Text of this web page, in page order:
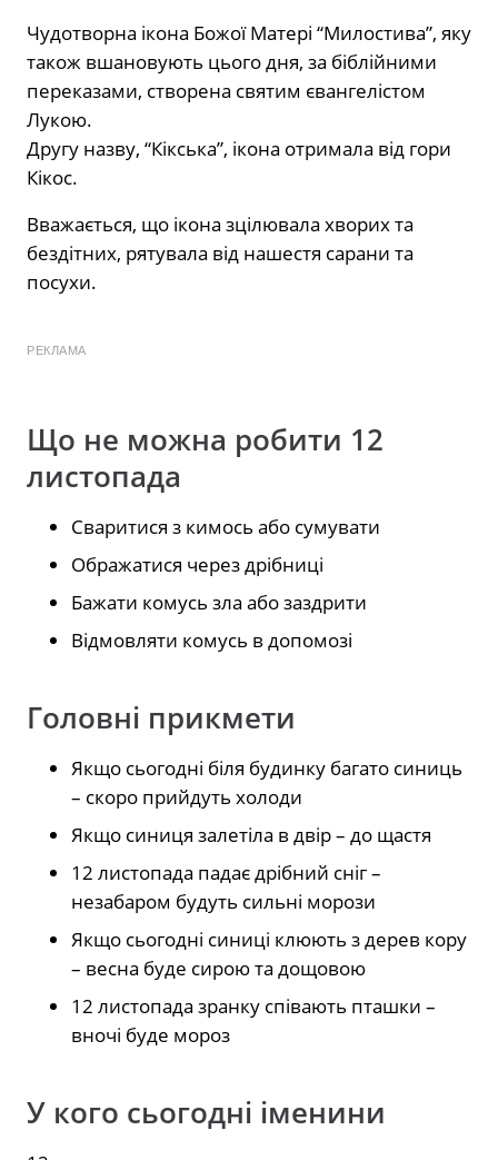
Чудотворна ікона Божої Матері “Милостива”, яку
також вшановують цього дня, за біблійними
переказами, створена святим євангелістом
Лукою.
Другу назву, “Кікська”, ікона отримала від гори
Кікос.
Вважається, що ікона зцілювала хворих та
бездітних, рятувала від нашестя сарани та
посухи.
РЕКЛАМА
Що не можна робити 12
листопада
Сваритися з кимось або сумувати
Ображатися через дрібниці
Бажати комусь зла або заздрити
Відмовляти комусь в допомозі
Головні прикмети
Якщо сьогодні біля будинку багато синиць
– скоро прийдуть холоди
Якщо синиця залетіла в двір – до щастя
12 листопада падає дрібний сніг –
незабаром будуть сильні морози
Якщо сьогодні синиці клюють з дерев кору
– весна буде сирою та дощовою
12 листопада зранку співають пташки –
вночі буде мороз
У кого сьогодні іменини